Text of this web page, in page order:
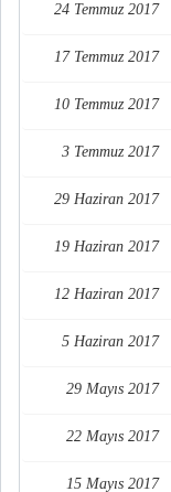
24 Temmuz 2017
17 Temmuz 2017
10 Temmuz 2017
3 Temmuz 2017
29 Haziran 2017
19 Haziran 2017
12 Haziran 2017
5 Haziran 2017
29 Mayıs 2017
22 Mayıs 2017
15 Mayıs 2017